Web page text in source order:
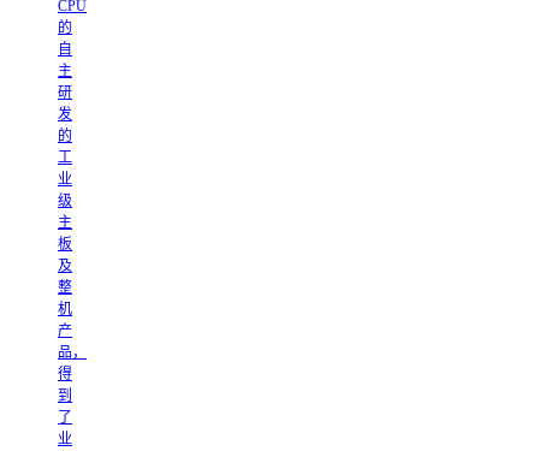
CPU
的
自
主
研
发
的
工
业
级
主
板
及
整
机
产
品，
得
到
了
业